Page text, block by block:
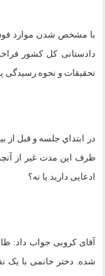
دادستانی کل کشور
تحقیقات و نحوه رسیدگی
در ابتداي جلسه و قبل از
ظرف این مدت غیر از
ادعایی دارید یا نه؟
آقای کروبی جواب داد:
شده. دختر خانمی با یک